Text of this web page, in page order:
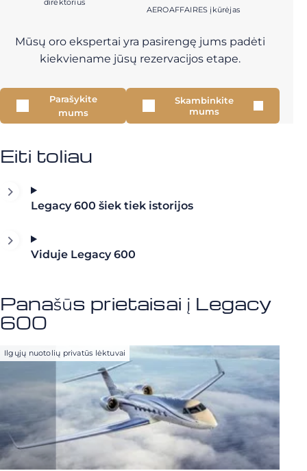
AEROAFFAIRES įkūrėjas
Mūsų oro ekspertai yra pasirengę jums padėti
kiekviename jūsų rezervacijos etape.
Parašykite
mums
Skambinkite
mums
Eiti toliau
Legacy 600 šiek tiek istorijos
Viduje Legacy 600
Panašūs prietaisai į Legacy
600
Ilgųjų nuotolių privatūs lėktuvai